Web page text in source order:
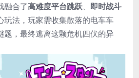
融合了高难度平台跳跃、 即时战斗
玩法，玩家需收集散落的电车车
题，最终逃离这颗危机四伏的异